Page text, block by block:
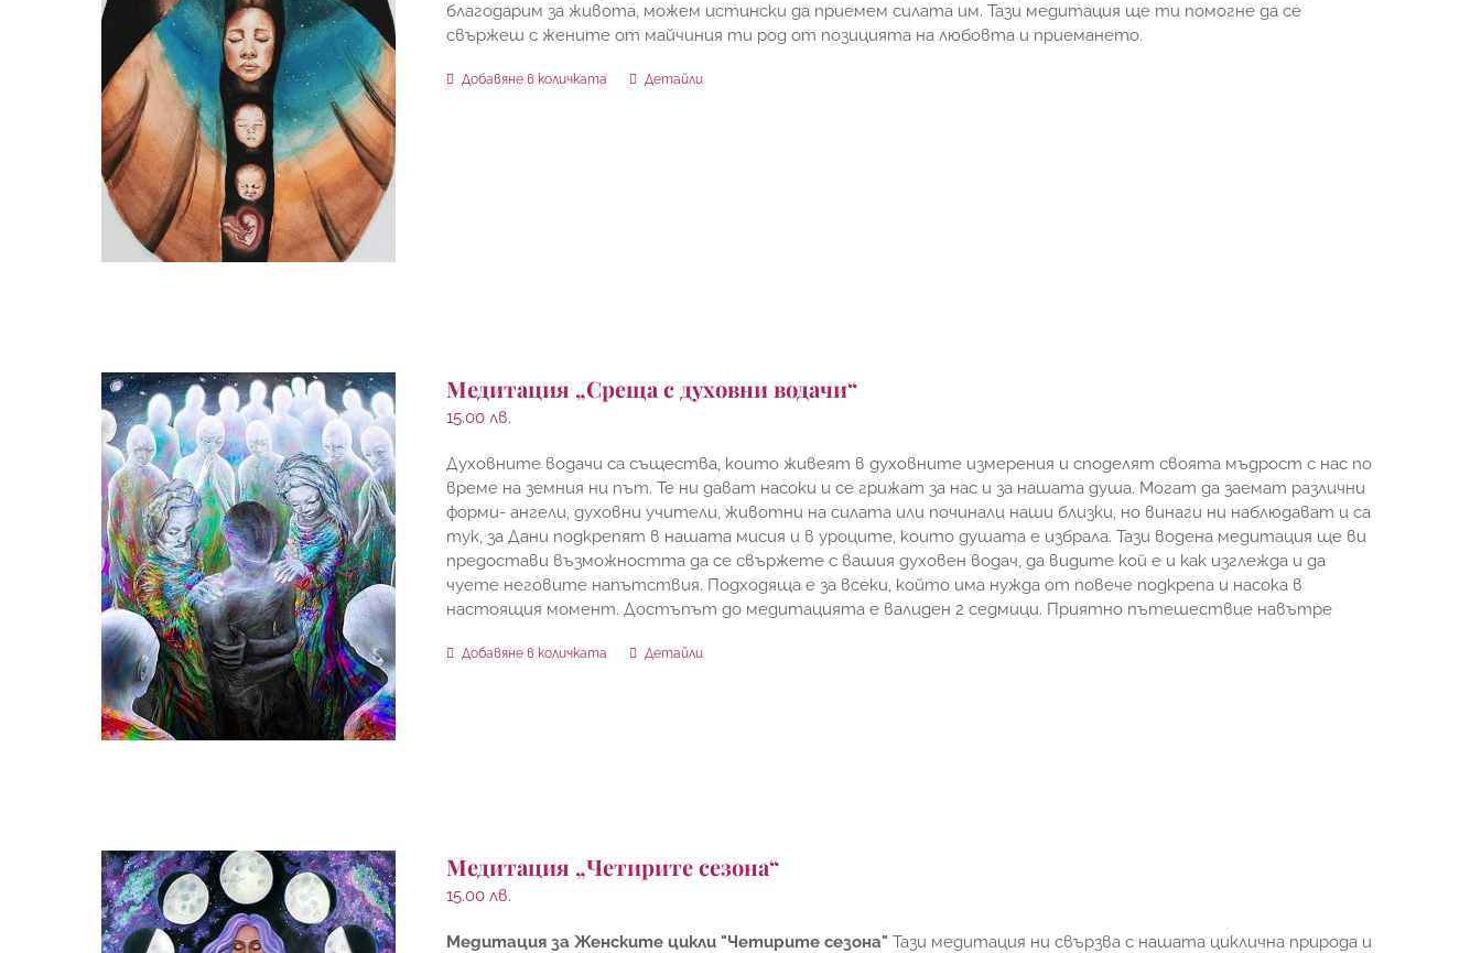
благодарим за живота, можем истински да приемем силата им. Тази медитация ще ти помогне да се
свържеш с жените от майчиния ти род от позицията на любовта и приемането.
Добавяне в количката Детайли
Медитация „Среща с духовни водачи“
15.00лв.
Духовните водачи са същества, които живеят в духовните измерения и споделят своята мъдрост с нас по
време на земния ни път. Те ни дават насоки и се грижат за нас и за нашата душа. Могат да заемат различни
форми- ангели, духовни учители, животни на силата или починали наши близки, но винаги ни наблюдават и са
тук, за Дани подкрепят в нашата мисия и в уроците, които душата е избрала. Тази водена медитация ще ви
предостави възможността да се свържете с вашия духовен водач, да видите кой е и как изглежда и да
чуете неговите напътствия. Подходяща е за всеки, който има нужда от повече подкрепа и насока в
настоящия момент. Достъпът до медитацията е валиден 2 седмици. Приятно пътешествие навътре
Добавяне в количката Детайли
Медитация „Четирите сезона“
15.00лв.
Медитация за Женските цикли "Четирите сезона" Тази медитация ни свързва с нашата циклична природа и